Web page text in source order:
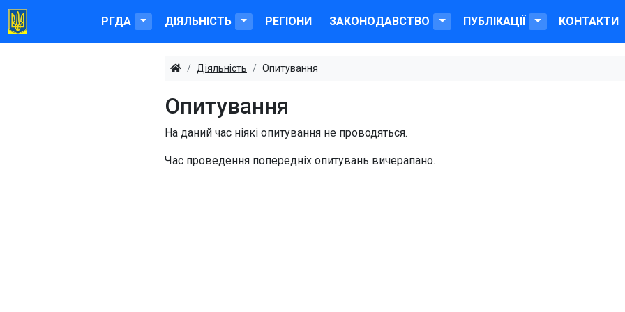
РГДА ДІЯЛЬНІСТЬ РЕГІОНИ ЗАКОНОДАВСТВО ПУБЛІКАЦІЇ КОНТАКТИ
Діяльність Опитування
Опитування
На даний час ніякі опитування не проводяться.
Час проведення попередніх опитувань вичерапано.